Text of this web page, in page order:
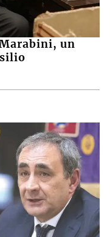
un